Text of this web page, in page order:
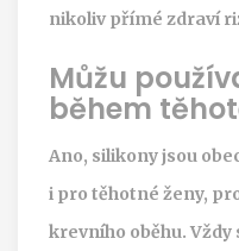
nikoliv přímé zdraví
Můžu
během
Ano, silikony jsou
i pro těhotné ženy,
krevního oběhu.